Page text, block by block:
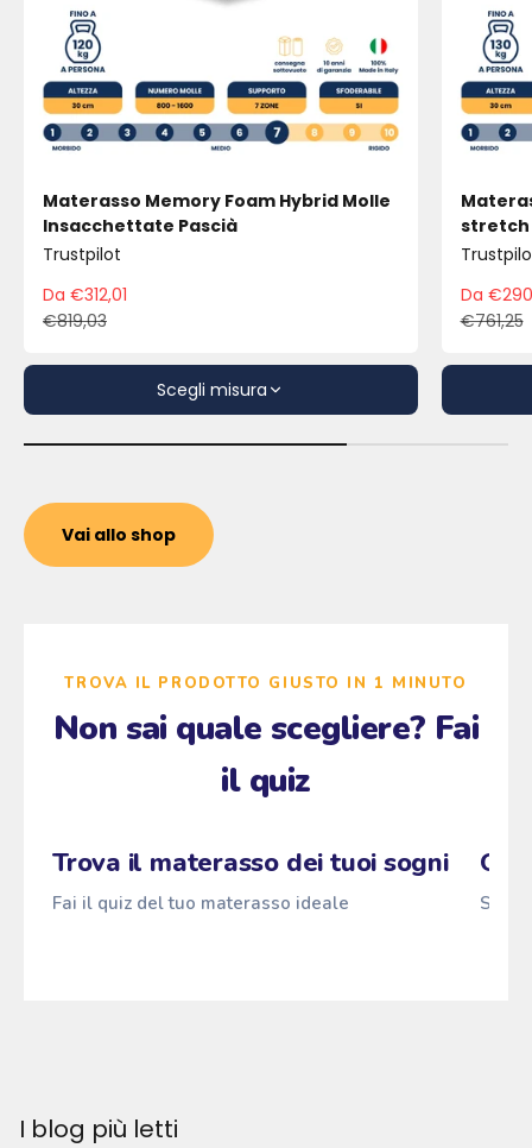
Materasso Memory Foam Hybrid Molle
Insacchettate Pascià
Trustpilot
Prezzo scontato
Da €312,01
Prezzo
€819,03
Scegli misura
stretch
Da
€761,25
Vai allo shop
TROVA IL PRODOTTO GIUSTO IN 1 MINUTO
Non sai quale scegliere? Fai
il quiz
Trova il materasso dei tuoi sogni
Fai il quiz del tuo materasso ideale
I blog più letti